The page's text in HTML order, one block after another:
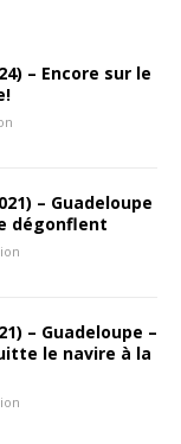
– Encore sur le
– Guadeloupe
dégonflent
– Guadeloupe –
le navire à la